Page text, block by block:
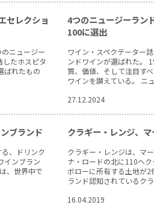
セレクショ
ニュージー
したホスピタ
ばれたもの
4つのニュージーラン
100に選出
ワイン・スペクテーター
ンドワインが選ばれた。
質、価値、そして注目す
ワインを讃えている。
27.12.2024
ブランド
、ドリンク
インブラン
、世界中で
クラギー・レンジ、
クラギー・レンジは、マ
ナ・ロードの北に110ヘ
ボローに所有する土地が
ランド認知されているク
16.04.2019